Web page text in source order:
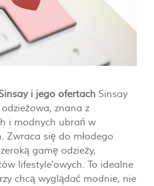
i jego ofertach Sinsay
znana z
i modnych ubrań w
Zwraca się do młodego
gamę odzieży,
lifestyle'owych. To idealne
chcą wyglądać modnie, nie